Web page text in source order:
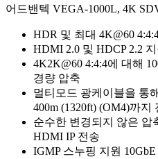
어드밴텍 VEGA-1000L, 4K
HDR 및 최대 4K@60
HDMI 2.0 및 HDCP 2.2 지
4K2K@60 4:4:4에 대해
경량 압축
멀티모드 광케이블을 통
400m (1320ft) (OM4)까지
순수한 변경되지 않은 압
HDMI IP 전송
IGMP 스누핑 지원